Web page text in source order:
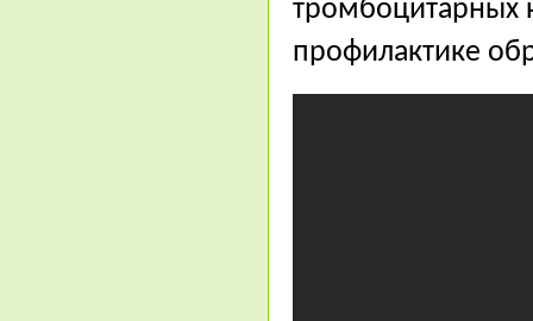
тромбоцитарных
профилактике